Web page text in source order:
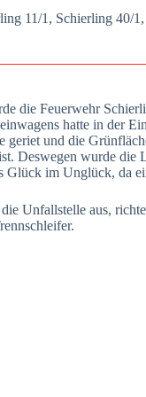
11/1, Schier­ling 40/
die Feu­er­wehr
hat­te in der
geriet und die
Des­we­gen wur­de
Glück im Unglück, da
Unfall­stel­le aus,